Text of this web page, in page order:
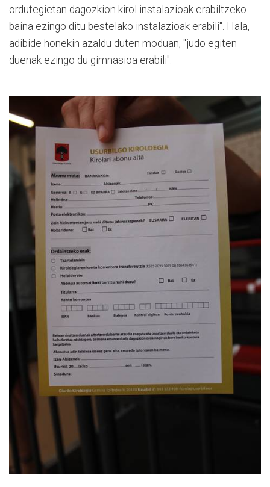
ordutegietan dagozkion kirol instalazioak erabiltzeko
baina ezingo ditu bestelako instalazioak erabili". Hala,
adibide honekin azaldu duten moduan, "judo egiten
duenak ezingo du gimnasioa erabili".